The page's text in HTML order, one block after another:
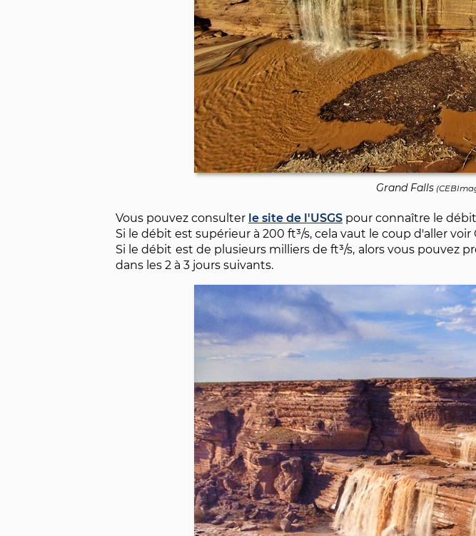
Grand Falls (
Vous pouvez consulter le site de l'USGS pour connaître le
Si le débit est supérieur à 200 ft³/s, cela vaut le coup d'aller voir
Si le débit est de plusieurs milliers de ft³/s, alors vous pouvez
dans les 2 à 3 jours suivants.